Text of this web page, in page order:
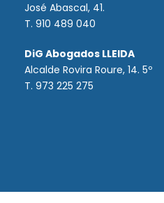
José Abascal, 41.
T. 910 489 040
DiG Abogados LLEIDA
Alcalde Rovira Roure, 14. 5º
T. 973 225 275